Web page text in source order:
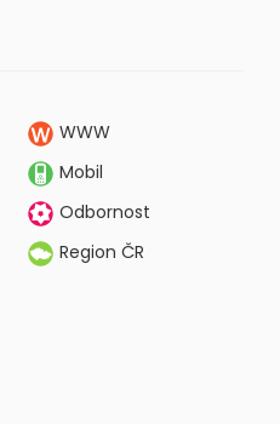
WWW
Mobil
Odbornost
Region ČR